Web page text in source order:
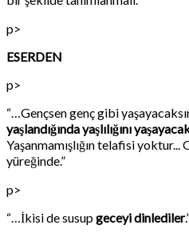
p>
ESERDEN
p>
“…Gençsen genç gibi
yaşlandığında yaşlılığını
Yaşanmamışlığın telafisi
yüreğinde.”
p>
“…İkisi de susupgeceyi dinlediler